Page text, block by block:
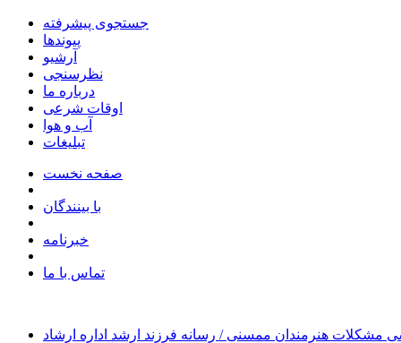
جستجوی پیشرفته
پیوندها
آرشیو
نظرسنجی
درباره ما
اوقات شرعی
آب و هوا
تبلیغات
صفحه نخست
با بینندگان
خبرنامه
تماس با ما
مشکلات هنرمندان ممسنی / رسانه فرزند ارشد اداره ارشاد